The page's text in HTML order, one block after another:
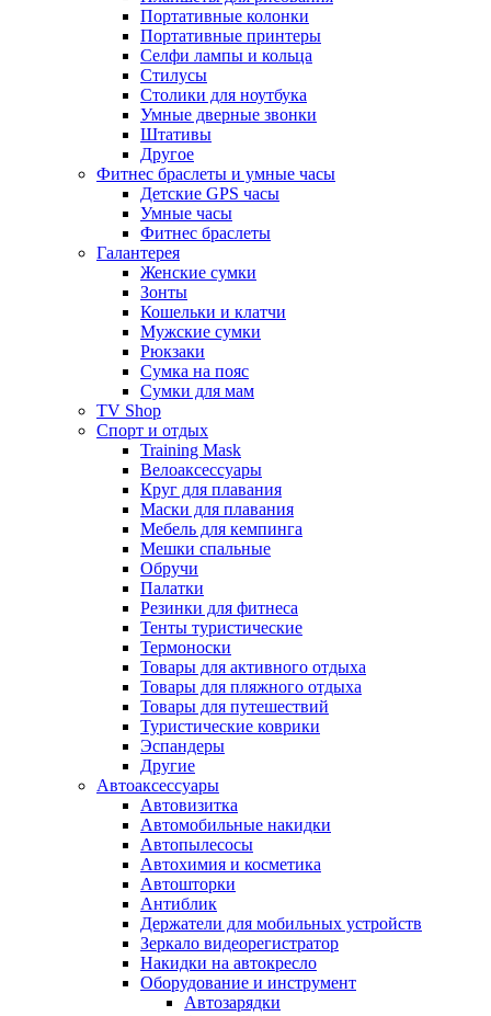
Портативные колонки
Портативные принтеры
Селфи лампы и кольца
Стилусы
Столики для ноутбука
Умные дверные звонки
Штативы
Другое
Фитнес браслеты и умные часы
Детские GPS часы
Умные часы
Фитнес браслеты
Галантерея
Женские сумки
Зонты
Кошельки и клатчи
Мужские сумки
Рюкзаки
Сумка на пояс
Сумки для мам
TV Shop
Спорт и отдых
Training Mask
Велоаксессуары
Круг для плавания
Маски для плавания
Мебель для кемпинга
Мешки спальные
Обручи
Палатки
Резинки для фитнеса
Тенты туристические
Термоноски
Товары для активного отдыха
Товары для пляжного отдыха
Товары для путешествий
Туристические коврики
Эспандеры
Другие
Автоаксессуары
Автовизитка
Автомобильные накидки
Автопылесосы
Автохимия и косметика
Автошторки
Антиблик
Держатели для мобильных устройств
Зеркало видеорегистратор
Накидки на автокресло
Оборудование и инструмент
Автозарядки